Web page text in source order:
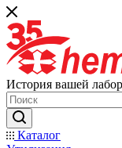
История вашей
Каталог